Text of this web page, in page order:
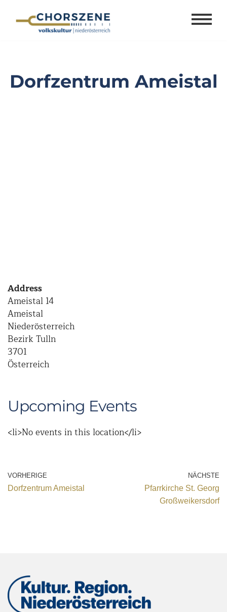
Dorfzentrum Ameistal
Address
Ameistal 14
Ameistal
Niederösterreich
Bezirk Tulln
3701
Österreich
Upcoming Events
<li>No events in this location</li>
VORHERIGE
Dorfzentrum Ameistal
NÄCHSTE
Pfarrkirche St. Georg
Großweikersdorf